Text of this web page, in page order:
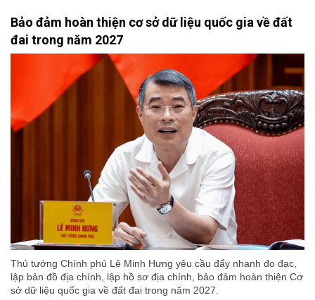
Bảo đảm hoàn thiện cơ sở dữ liệu quốc gia về đất
đai trong năm 2027
Thủ tướng Chính phủ Lê Minh Hưng yêu cầu đẩy nhanh đo đạc,
lập bản đồ địa chính, lập hồ sơ địa chính, bảo đảm hoàn thiện Cơ
sở dữ liệu quốc gia về đất đai trong năm 2027.